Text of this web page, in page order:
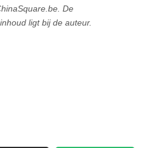
De
ligt bij de auteur.